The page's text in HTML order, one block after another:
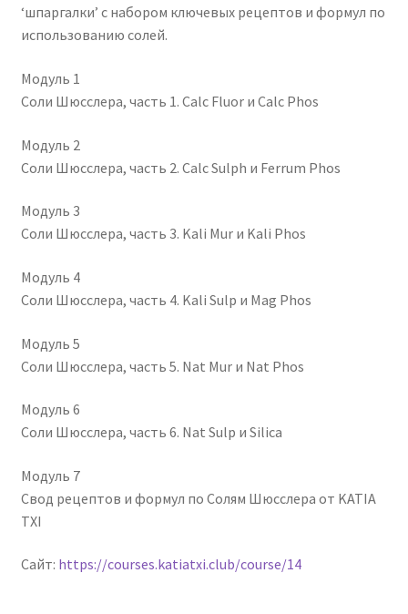
‘шпаргалки’ с набором ключевых рецептов и формул по
использованию солей.
Модуль 1
Соли Шюсслера, часть 1. Calc Fluor и Calc Phos
Модуль 2
Соли Шюсслера, часть 2. Calc Sulph и Ferrum Phos
Модуль 3
Соли Шюсслера, часть 3. Kali Mur и Kali Phos
Модуль 4
Соли Шюсслера, часть 4. Kali Sulp и Mag Phos
Модуль 5
Соли Шюсслера, часть 5. Nat Mur и Nat Phos
Модуль 6
Соли Шюсслера, часть 6. Nat Sulp и Silica
Модуль 7
Свод рецептов и формул по Солям Шюсслера от KATIA
TXI
Сайт: https://courses.katiatxi.club/course/14